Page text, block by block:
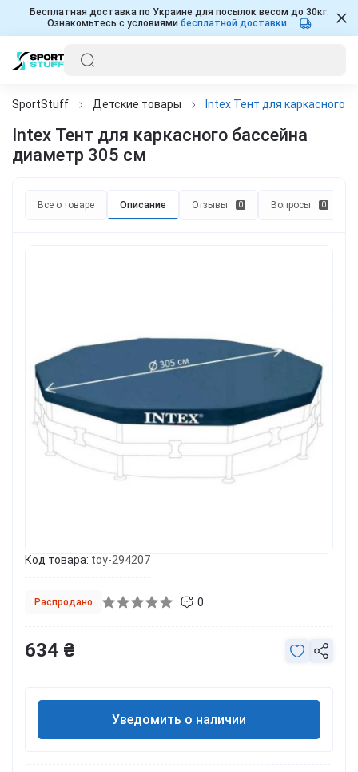
Бесплатная доставка по Украине для посылок весом до 30кг.
Ознакомьтесь с условиями бесплатной доставки.
SportStuff Детские товары Intex Тент для каркасного
Intex Тент для каркасного бассейна
диаметр 305 см
Все о товаре Описание Отзывы 0 Вопросы 0
Код товара: toy-294207
Распродано 0
634 ₴
Уведомить о наличии